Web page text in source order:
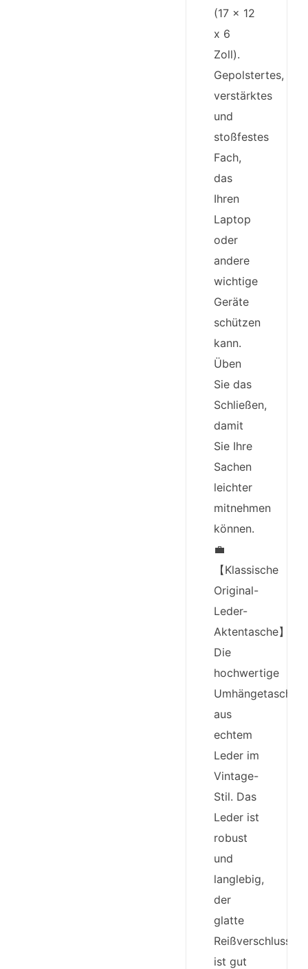
(17 x 12
x 6
Zoll).
Gepolstertes,
verstärktes
und
stoßfestes
Fach,
das
Ihren
Laptop
oder
andere
wichtige
Geräte
schützen
kann.
Üben
Sie das
Schließen,
damit
Sie Ihre
Sachen
leichter
mitnehmen
können.
💼
【Klassische
Original-
Leder-
Aktentasche】
Die
hochwertige
Umhängetasche
aus
echtem
Leder im
Vintage-
Stil. Das
Leder ist
robust
und
langlebig,
der
glatte
Reißverschluss
ist gut